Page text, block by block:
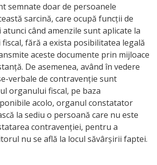
semnate doar de persoanele
sarcină, care ocupă funcții de
atunci când amenzile sunt aplicate la
fără a exista posibilitatea legală
aceste documente prin mijloace
De asemenea, având în vedere
verbale de contravenție sunt
organului fiscal, pe baza
acolo, organul constatator
la sediu o persoană care nu este
contravenției, pentru a
nu se află la locul săvârșirii faptei.